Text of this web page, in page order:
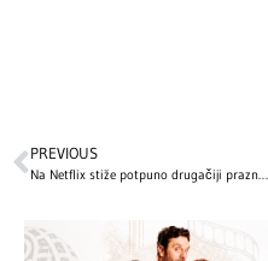
PREVIOUS
Na Netflix stiže potpuno drugačiji praznični film: Božićna pljačka i ljubavna priča koja će vas nasmejati do suza